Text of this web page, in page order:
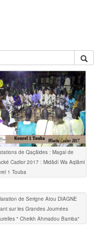
de Qaçâides : Magal de
Cadior 2017 : Midâdî Wa Aqlâmî
1 Touba
de Serigne Atou DIAGNE
sur les Grandes Journées
" Cheikh Ahmadou Bamba"